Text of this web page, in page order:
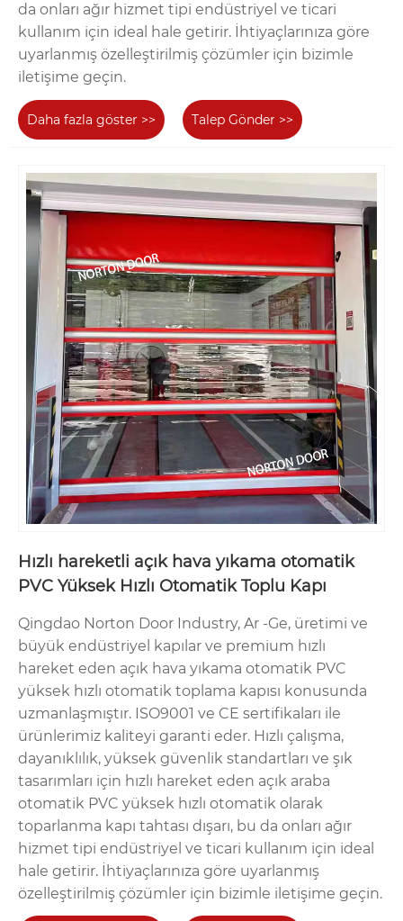
da onları ağır hizmet tipi endüstriyel ve ticari
kullanım için ideal hale getirir. İhtiyaçlarınıza göre
uyarlanmış özelleştirilmiş çözümler için bizimle
iletişime geçin.
Daha fazla göster >> Talep Gönder >>
Hızlı hareketli açık hava yıkama otomatik
PVC Yüksek Hızlı Otomatik Toplu Kapı
Qingdao Norton Door Industry, Ar -Ge, üretimi ve
büyük endüstriyel kapılar ve premium hızlı
hareket eden açık hava yıkama otomatik PVC
yüksek hızlı otomatik toplama kapısı konusunda
uzmanlaşmıştır. ISO9001 ve CE sertifikaları ile
ürünlerimiz kaliteyi garanti eder. Hızlı çalışma,
dayanıklılık, yüksek güvenlik standartları ve şık
tasarımları için hızlı hareket eden açık araba
otomatik PVC yüksek hızlı otomatik olarak
toparlanma kapı tahtası dışarı, bu da onları ağır
hizmet tipi endüstriyel ve ticari kullanım için ideal
hale getirir. İhtiyaçlarınıza göre uyarlanmış
özelleştirilmiş çözümler için bizimle iletişime geçin.